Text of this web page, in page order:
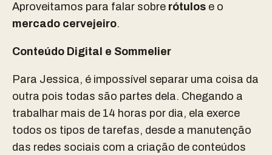
Aproveitamos para falar sobre rótulos e o
mercado cervejeiro.
Conteúdo Digital e Sommelier
Para Jessica, é impossível separar uma coisa da
outra pois todas são partes dela. Chegando a
trabalhar mais de 14 horas por dia, ela exerce
todos os tipos de tarefas, desde a manutenção
das redes sociais com a criação de conteúdos